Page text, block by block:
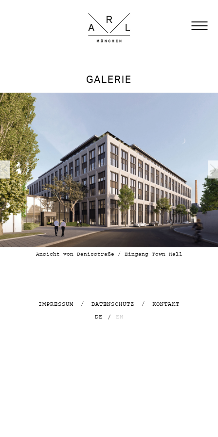
TOWN HALL
LAGE
GALERIE
GALERIE
Ansicht von Denisstraße / Eingang Town Hall
IMPRESSUM / DATENSCHUTZ /
KONTAKT
DE
/ EN